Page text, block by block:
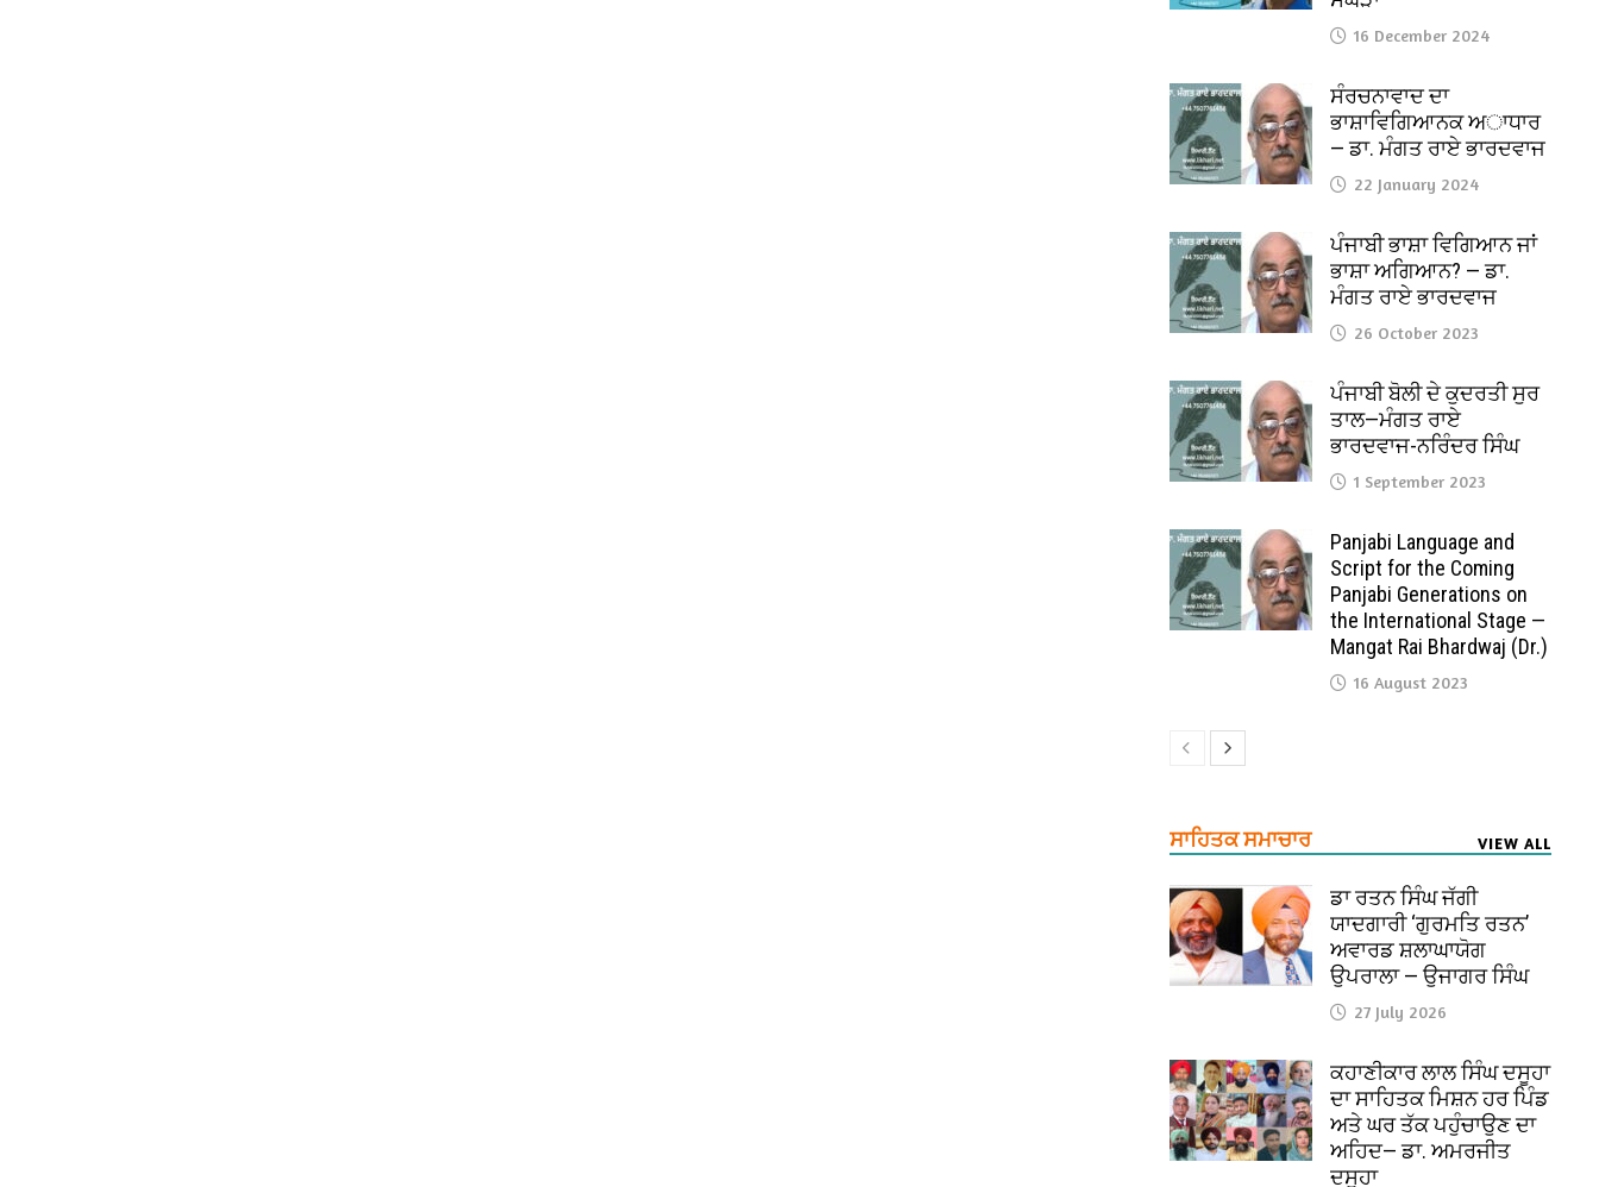
16 December 2024
ਸੰਰਚਨਾਵਾਦ ਦਾ
ਭਾਸ਼ਾਵਿਗਿਆਨਕ ਅਾਧਾਰ
— ਡਾ. ਮੰਗਤ ਰਾਏ ਭਾਰਦਵਾਜ
22 January 2024
ਪੰਜਾਬੀ ਭਾਸ਼ਾ ਵਿਗਿਆਨ ਜਾਂ
ਭਾਸ਼ਾ ਅਗਿਆਨ? — ਡਾ.
ਮੰਗਤ ਰਾਏ ਭਾਰਦਵਾਜ
26 October 2023
ਪੰਜਾਬੀ ਬੋਲੀ ਦੇ ਕੁਦਰਤੀ ਸੁਰ
ਤਾਲ—ਮੰਗਤ ਰਾਏ
ਭਾਰਦਵਾਜ-ਨਰਿੰਦਰ ਸਿੰਘ
1 September 2023
Panjabi Language and
Script for the Coming
Panjabi Generations on
the International Stage —
Mangat Rai Bhardwaj (Dr.)
16 August 2023
ਸਾਹਿਤਕ ਸਮਾਚਾਰ VIEW ALL
ਡਾ ਰਤਨ ਸਿੰਘ ਜੱਗੀ
ਯਾਦਗਾਰੀ ‘ਗੁਰਮਤਿ ਰਤਨ’
ਅਵਾਰਡ ਸ਼ਲਾਘਾਯੋਗ
ਉਪਰਾਲਾ — ਉਜਾਗਰ ਸਿੰਘ
27 July 2026
ਕਹਾਣੀਕਾਰ ਲਾਲ ਸਿੰਘ ਦਸੂਹਾ
ਦਾ ਸਾਹਿਤਕ ਮਿਸ਼ਨ ਹਰ ਪਿੰਡ
ਅਤੇ ਘਰ ਤੱਕ ਪਹੁੰਚਾਉਣ ਦਾ
ਅਹਿਦ— ਡਾ. ਅਮਰਜੀਤ
ਦਸੂਹਾ